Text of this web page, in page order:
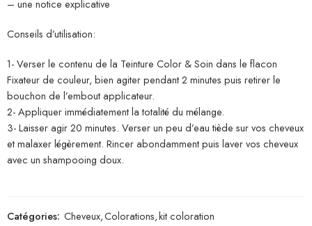
– une notice explicative
Conseils d’utilisation:
1- Verser le contenu de la Teinture Color & Soin dans le flacon
Fixateur de couleur, bien agiter pendant 2 minutes puis retirer le
bouchon de l’embout applicateur.
2- Appliquer immédiatement la totalité du mélange.
3- Laisser agir 20 minutes. Verser un peu d’eau tiède sur vos cheveux
et malaxer légèrement. Rincer abondamment puis laver vos cheveux
avec un shampooing doux.
Catégories: Cheveux,Colorations,kit coloration